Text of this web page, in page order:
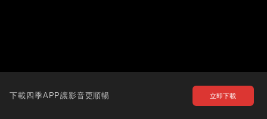
下載四季APP讓影音更順暢 立即下載